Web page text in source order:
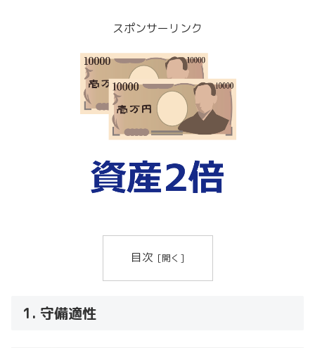
スポンサーリンク
目次
1. 守備適性